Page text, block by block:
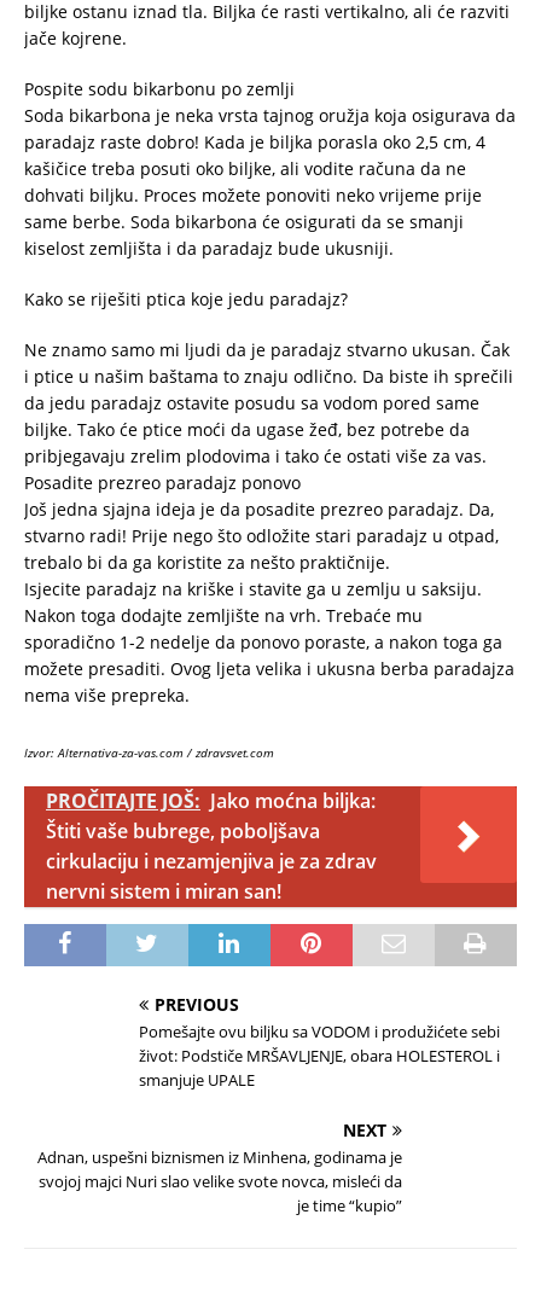
biljke ostanu iznad tla. Biljka će rasti vertikalno, ali će razviti
jače kojrene.
Pospite sodu bikarbonu po zemlji
Soda bikarbona je neka vrsta tajnog oružja koja osigurava da
paradajz raste dobro! Kada je biljka porasla oko 2,5 cm, 4
kašičice treba posuti oko biljke, ali vodite računa da ne
dohvati biljku. Proces možete ponoviti neko vrijeme prije
same berbe. Soda bikarbona će osigurati da se smanji
kiselost zemljišta i da paradajz bude ukusniji.
Kako se riješiti ptica koje jedu paradajz?
Ne znamo samo mi ljudi da je paradajz stvarno ukusan. Čak
i ptice u našim baštama to znaju odlično. Da biste ih sprečili
da jedu paradajz ostavite posudu sa vodom pored same
biljke. Tako će ptice moći da ugase žeđ, bez potrebe da
pribjegavaju zrelim plodovima i tako će ostati više za vas.
Posadite prezreo paradajz ponovo
Još jedna sjajna ideja je da posadite prezreo paradajz. Da,
stvarno radi! Prije nego što odložite stari paradajz u otpad,
trebalo bi da ga koristite za nešto praktičnije.
Isjecite paradajz na kriške i stavite ga u zemlju u saksiju.
Nakon toga dodajte zemljište na vrh. Trebaće mu
sporadično 1-2 nedelje da ponovo poraste, a nakon toga ga
možete presaditi. Ovog ljeta velika i ukusna berba paradajza
nema više prepreka.
Izvor: Alternativa-za-vas.com / zdravsvet.com
PROČITAJTE JOŠ: Jako moćna biljka:
Štiti vaše bubrege, poboljšava
cirkulaciju i nezamjenjiva je za zdrav
nervni sistem i miran san!
PREVIOUS
Pomešajte ovu biljku sa VODOM i produžićete sebi
život: Podstiče MRŠAVLJENJE, obara HOLESTEROL i
smanjuje UPALE
NEXT
Adnan, uspešni biznismen iz Minhena, godinama je
svojoj majci Nuri slao velike svote novca, misleći da
je time “kupio”